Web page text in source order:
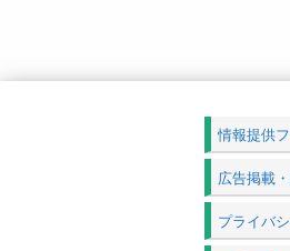
情報提供
広告掲載
プライバ